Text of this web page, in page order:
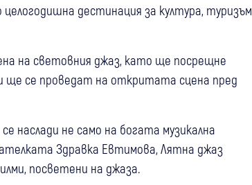
дестинация за култура, туризъм
на световния джаз, като ще посрещне
ще се проведат на откритата сцена пред
наслади не само на богата музикална
Здравка Евтимова, Лятна джаз
посветени на джаза.